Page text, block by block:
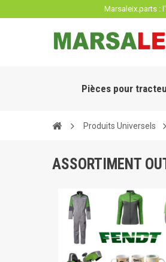
Marsaleix.parts :
Pièces pour
Produits Universels
ASSORTIMENT
Panneau de gestion des cookies